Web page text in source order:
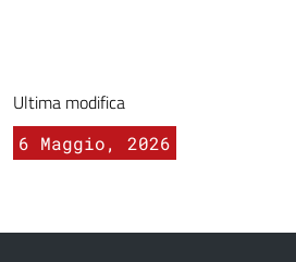
Ultima modifica
6 Maggio, 2026